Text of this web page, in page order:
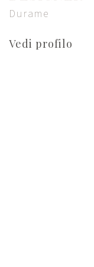
Durame
Vedi profilo